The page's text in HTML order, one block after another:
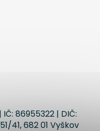
86955322 | DIČ:
41, 682 01 Vyškov